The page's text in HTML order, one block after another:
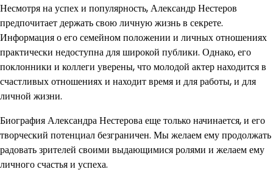
Несмотря на успех и популярность, Александр Нестеров
предпочитает держать свою личную жизнь в секрете.
Информация о его семейном положении и личных отношениях
практически недоступна для широкой публики. Однако, его
поклонники и коллеги уверены, что молодой актер находится в
счастливых отношениях и находит время и для работы, и для
личной жизни.
Биография Александра Нестерова еще только начинается, и его
творческий потенциал безграничен. Мы желаем ему продолжать
радовать зрителей своими выдающимися ролями и желаем ему
личного счастья и успеха.